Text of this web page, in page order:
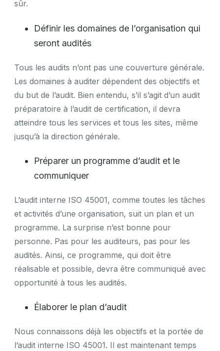
sûr.
Définir les domaines de l’organisation qui
seront audités
Tous les audits n’ont pas une couverture générale.
Les domaines à auditer dépendent des objectifs et
du but de l’audit. Bien entendu, s’il s’agit d’un audit
préparatoire à l’audit de certification, il devra
atteindre tous les services et tous les sites, même
jusqu’à la direction générale.
Préparer un programme d’audit et le
communiquer
L’audit interne ISO 45001, comme toutes les tâches
et activités d’une organisation, suit un plan et un
programme. La surprise n’est bonne pour
personne. Pas pour les auditeurs, pas pour les
audités. Ainsi, ce programme, qui doit être
réalisable et possible, devra être communiqué avec
opportunité à tous les audités.
Élaborer le plan d’audit
Nous connaissons déjà les objectifs et la portée de
l’audit interne ISO 45001. Il est maintenant temps